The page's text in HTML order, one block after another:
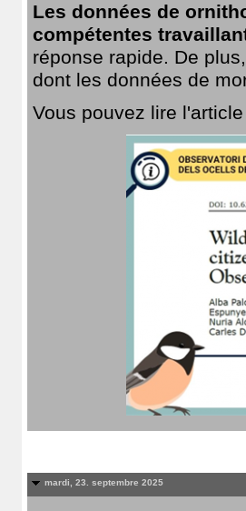
Les données de
compétentes
réponse rapide. De
dont les données de
Vous pouvez lire
mardi, 23. septembre 2025